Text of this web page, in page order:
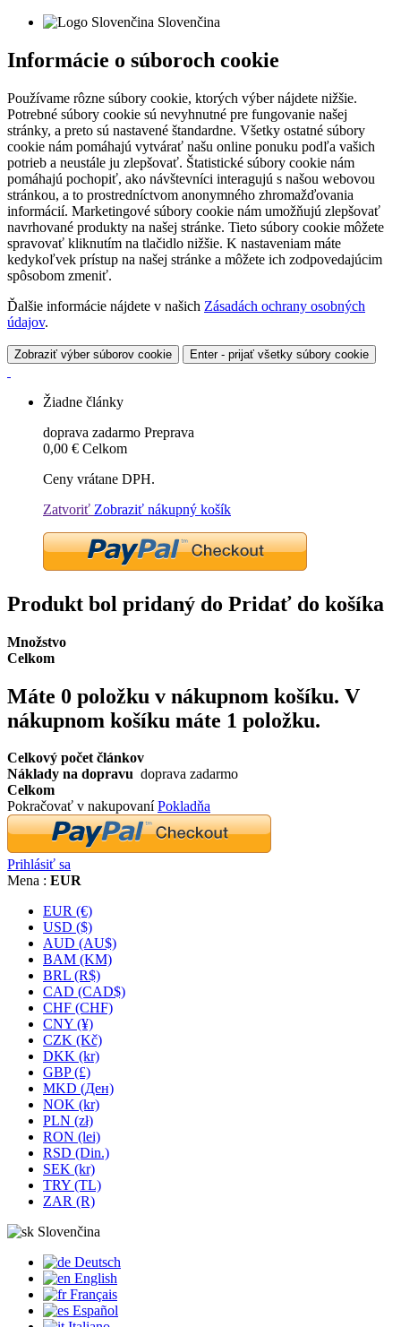
Slovenčina
Informácie o súboroch cookie
Používame rôzne súbory cookie, ktorých výber nájdete nižšie.
Potrebné súbory cookie sú nevyhnutné pre fungovanie našej
stránky, a preto sú nastavené štandardne. Všetky ostatné súbory
cookie nám pomáhajú vytvárať našu online ponuku podľa vašich
potrieb a neustále ju zlepšovať. Štatistické súbory cookie nám
pomáhajú pochopiť, ako návštevníci interagujú s našou webovou
stránkou, a to prostredníctvom anonymného zhromažďovania
informácií. Marketingové súbory cookie nám umožňujú zlepšovať
navrhované produkty na našej stránke. Tieto súbory cookie môžete
spravovať kliknutím na tlačidlo nižšie. K nastaveniam máte
kedykoľvek prístup na našej stránke a môžete ich zodpovedajúcim
spôsobom zmeniť.
Ďalšie informácie nájdete v našich Zásadách ochrany osobných
údajov.
Zobraziť výber súborov cookie Enter - prijať všetky súbory cookie
Žiadne články
doprava zadarmo Preprava
0,00 € Celkom
Ceny vrátane DPH.
Zatvoriť Zobraziť nákupný košík
Produkt bol pridaný do Pridať do košíka
Množstvo
Celkom
Máte 0 položku v nákupnom košíku. V
nákupnom košíku máte 1 položku.
Celkový počet článkov
Náklady na dopravu doprava zadarmo
Celkom
Pokračovať v nakupovaníPokladňa
Prihlásiť sa
Mena : EUR
EUR (€)
USD ($)
AUD (AU$)
BAM (KM)
BRL (R$)
CAD (CAD$)
CHF (CHF)
CNY (¥)
CZK (Kč)
DKK (kr)
GBP (£)
MKD (Ден)
NOK (kr)
PLN (zł)
RON (lei)
RSD (Din.)
SEK (kr)
TRY (TL)
ZAR (R)
Slovenčina
Deutsch
English
Français
Español